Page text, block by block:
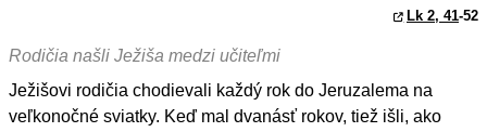
Lk 2, 41-52
Rodičia našli Ježiša medzi učiteľmi
Ježišovi rodičia chodievali každý rok do Jeruzalema na
veľkonočné sviatky. Keď mal dvanásť rokov, tiež išli, ako